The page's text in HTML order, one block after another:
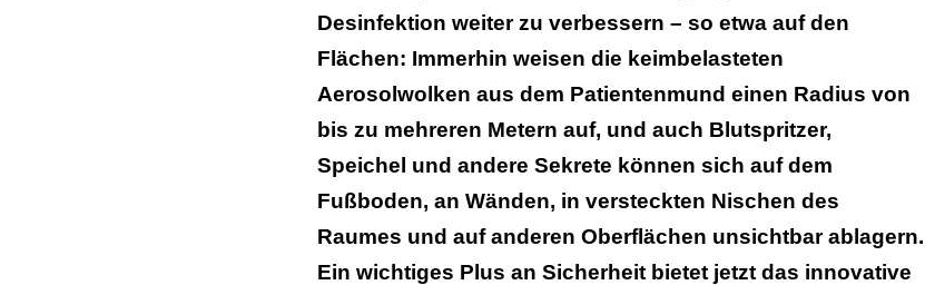
Desinfektion weiter zu verbessern – so etwa auf den
Flächen: Immerhin weisen die keimbelasteten
Aerosolwolken aus dem Patientenmund einen Radius von
bis zu mehreren Metern auf, und auch Blutspritzer,
Speichel und andere Sekrete können sich auf dem
Fußboden, an Wänden, in versteckten Nischen des
Raumes und auf anderen Oberflächen unsichtbar ablagern.
Ein wichtiges Plus an Sicherheit bietet jetzt das innovative